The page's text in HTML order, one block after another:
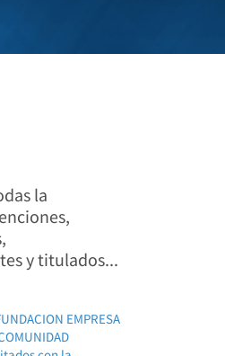
la
y titulados...
EMPRESA